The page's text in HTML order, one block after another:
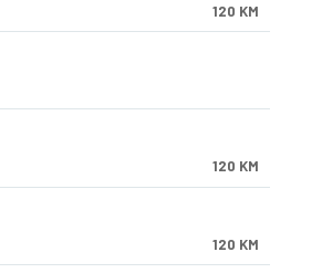
120 KM
120 KM
120 KM